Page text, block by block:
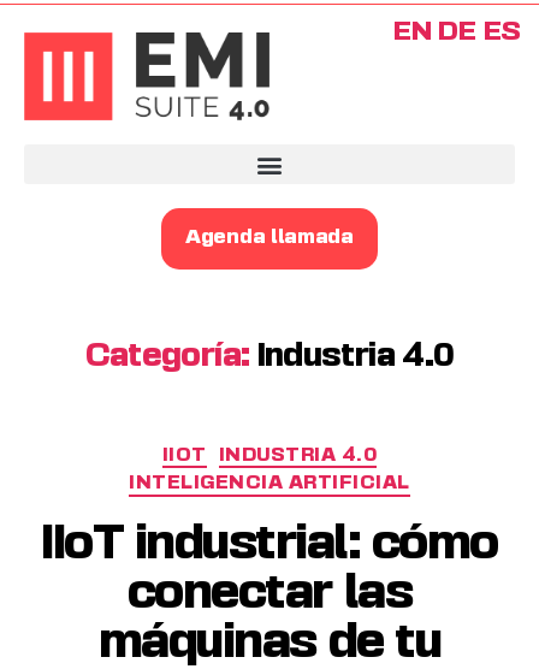
Agenda llamada
Categoría: Industria 4.0
IIOT
INDUSTRIA 4.0
INTELIGENCIA ARTIFICIAL
IIoT industrial: cómo
conectar las
máquinas de tu
EN DE ES